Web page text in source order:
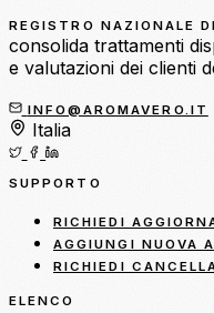
REGISTRO NAZIONALE
consolida trattamenti
e valutazioni dei clienti
INFO@AROMAVERO.IT
Italia
SUPPORTO
RICHIEDI
AGGIUNGI NUOVA
RICHIEDI
ELENCO